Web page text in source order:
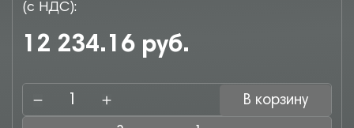
(с НДС):
12 234.16 руб.
В корзину